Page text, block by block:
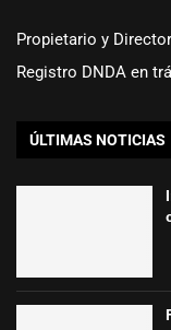
Propietario y
Registro DNDA en
ÚLTIMAS NOTICIAS